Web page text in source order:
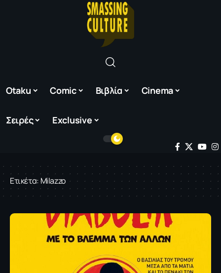
Otaku Comic Βιβλία Cinema
Σειρές Exclusive
Ετικέτα:Milazzo